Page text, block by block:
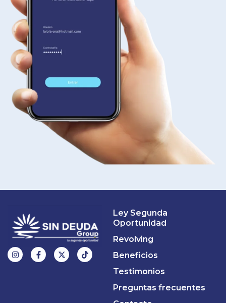
Ley Segunda
Oportunidad
Revolving
Beneficios
Testimonios
Preguntas frecuentes